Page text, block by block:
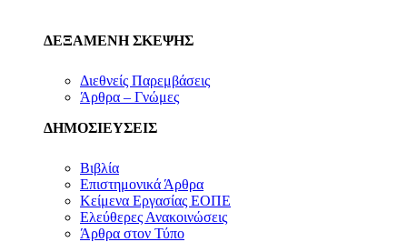
ΔΕΞΑΜΕΝΗ ΣΚΕΨΗΣ
Διεθνείς Παρεμβάσεις
Άρθρα – Γνώμες
ΔΗΜΟΣΙΕΥΣΕΙΣ
Βιβλία
Επιστημονικά Άρθρα
Κείμενα Εργασίας ΕΟΠΕ
Ελεύθερες Ανακοινώσεις
Άρθρα στον Τύπο